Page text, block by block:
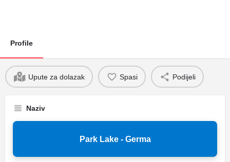
Profile
Upute za dolazak Spasi Podijeli
Naziv
Park Lake - Germa